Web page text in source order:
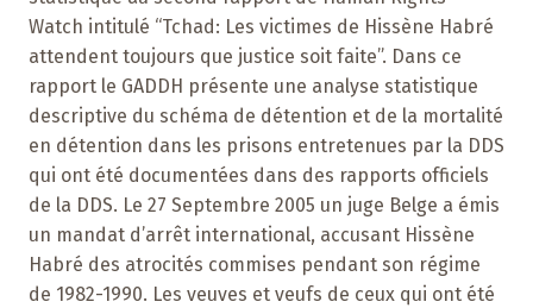
Watch intitulé “Tchad: Les victimes de Hissène Habré
attendent toujours que justice soit faite”. Dans ce
rapport le GADDH présente une analyse statistique
descriptive du schéma de détention et de la mortalité
en détention dans les prisons entretenues par la DDS
qui ont été documentées dans des rapports officiels
de la DDS. Le 27 Septembre 2005 un juge Belge a émis
un mandat d’arrêt international, accusant Hissène
Habré des atrocités commises pendant son régime
de 1982-1990. Les veuves et veufs de ceux qui ont été